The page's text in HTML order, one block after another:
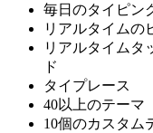
毎日のタイピン
リアルタイムの
リアルタイムタ
ド
タイプレース
40以上のテーマ
10個のカスタム